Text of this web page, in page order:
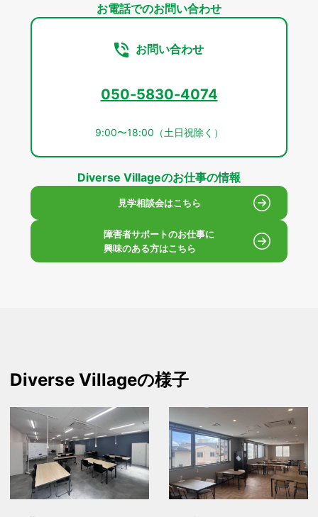
お電話でのお問い合わせ
お問い合わせ
050-5830-4074
9:00〜18:00（土日祝除く）
Diverse Villageのお仕事の情報
見学相談会はこちら
障害者サポートのお仕事に
興味のある方はこちら
Diverse Villageの様子